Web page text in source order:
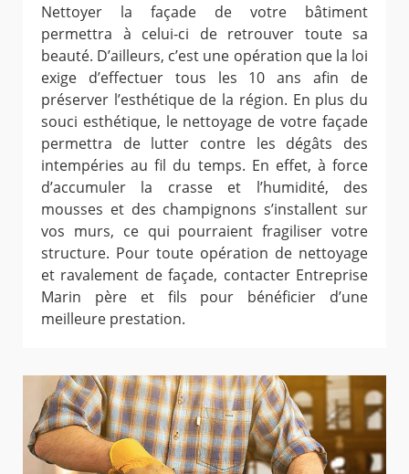
Nettoyer la façade de votre bâtiment
permettra à celui-ci de retrouver toute sa
beauté. D’ailleurs, c’est une opération que la loi
exige d’effectuer tous les 10 ans afin de
préserver l’esthétique de la région. En plus du
souci esthétique, le nettoyage de votre façade
permettra de lutter contre les dégâts des
intempéries au fil du temps. En effet, à force
d’accumuler la crasse et l’humidité, des
mousses et des champignons s’installent sur
vos murs, ce qui pourraient fragiliser votre
structure. Pour toute opération de nettoyage
et ravalement de façade, contacter Entreprise
Marin père et fils pour bénéficier d’une
meilleure prestation.